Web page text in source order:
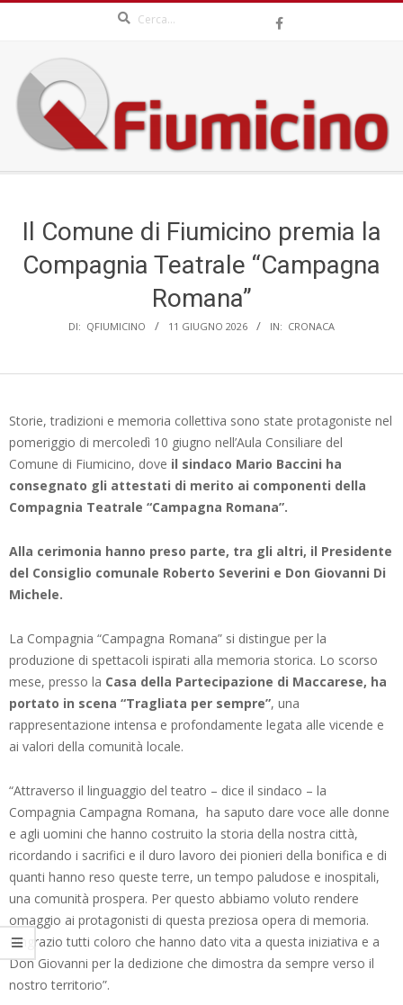
content
QFIUMICINO.COM
MenuIl Comune di Fiumicino premia la
Compagnia Teatrale “Campagna
Romana”
DI: QFIUMICINO 11 GIUGNO 2026 IN: CRONACA
Storie, tradizioni e memoria collettiva sono state protagoniste nel
pomeriggio di mercoledì 10 giugno nell’Aula Consiliare del
Comune di Fiumicino, dove il sindaco Mario Baccini ha
consegnato gli attestati di merito ai componenti della
Compagnia Teatrale “Campagna Romana”.
Alla cerimonia hanno preso parte, tra gli altri, il Presidente
del Consiglio comunale Roberto Severini e Don Giovanni Di
Michele.
La Compagnia “Campagna Romana” si distingue per la
produzione di spettacoli ispirati alla memoria storica. Lo scorso
mese, presso la Casa della Partecipazione di Maccarese, ha
portato in scena “Tragliata per sempre”, una
rappresentazione intensa e profondamente legata alle vicende e
ai valori della comunità locale.
“Attraverso il linguaggio del teatro – dice il sindaco – la
Compagnia Campagna Romana, ha saputo dare voce alle donne
e agli uomini che hanno costruito la storia della nostra città,
ricordando i sacrifici e il duro lavoro dei pionieri della bonifica e di
quanti hanno reso queste terre, un tempo paludose e inospitali,
una comunità prospera. Per questo abbiamo voluto rendere
omaggio ai protagonisti di questa preziosa opera di memoria.
Ringrazio tutti coloro che hanno dato vita a questa iniziativa e a
Don Giovanni per la dedizione che dimostra da sempre verso il
nostro territorio”.